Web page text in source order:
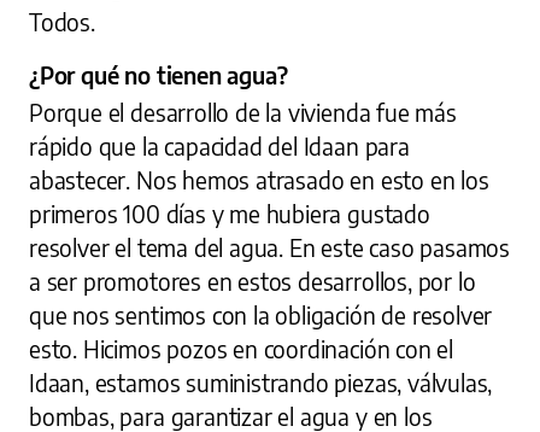
Todos.
¿Por qué no tienen agua?
Porque el desarrollo de la vivienda fue más
rápido que la capacidad del Idaan para
abastecer. Nos hemos atrasado en esto en los
primeros 100 días y me hubiera gustado
resolver el tema del agua. En este caso pasamos
a ser promotores en estos desarrollos, por lo
que nos sentimos con la obligación de resolver
esto. Hicimos pozos en coordinación con el
Idaan, estamos suministrando piezas, válvulas,
bombas, para garantizar el agua y en los